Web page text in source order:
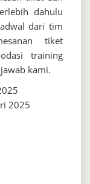
dahulu
dari tim
tiket
training
kami.
2025